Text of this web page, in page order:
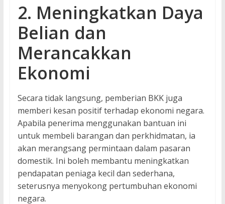
2. Meningkatkan Daya
Belian dan
Merancakkan
Ekonomi
Secara tidak langsung, pemberian BKK juga
memberi kesan positif terhadap ekonomi negara.
Apabila penerima menggunakan bantuan ini
untuk membeli barangan dan perkhidmatan, ia
akan merangsang permintaan dalam pasaran
domestik. Ini boleh membantu meningkatkan
pendapatan peniaga kecil dan sederhana,
seterusnya menyokong pertumbuhan ekonomi
negara.